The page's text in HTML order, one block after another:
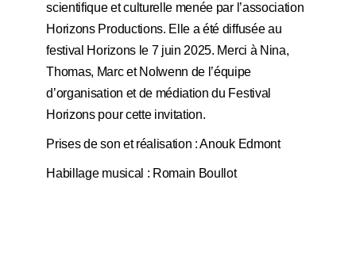
scientifique et culturelle menée par l’association
Horizons Productions. Elle a été diffusée au
festival Horizons le 7 juin 2025. Merci à Nina,
Thomas, Marc et Nolwenn de l’équipe
d’organisation et de médiation du Festival
Horizons pour cette invitation.
Prises de son et réalisation :Anouk Edmont
Habillage musical : Romain Boullot